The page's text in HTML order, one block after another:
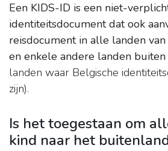
Een KIDS-ID is een niet-
identiteitsdocument dat ook
reisdocument in alle landen
en enkele andere landen
landen waar Belgische
zijn).
Is het toegestaan om
kind naar het